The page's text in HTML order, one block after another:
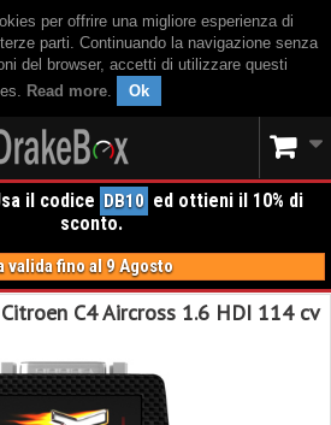
per offrire una migliore esperienza di
parti. Continuando la navigazione senza
del browser, accetti di utilizzare questi
Read more. Ok
il codice DB10 ed ottieni il 10% di
sconto.
valida fino al 9 Agosto
C4 Aircross 1.6 HDI 114 cv